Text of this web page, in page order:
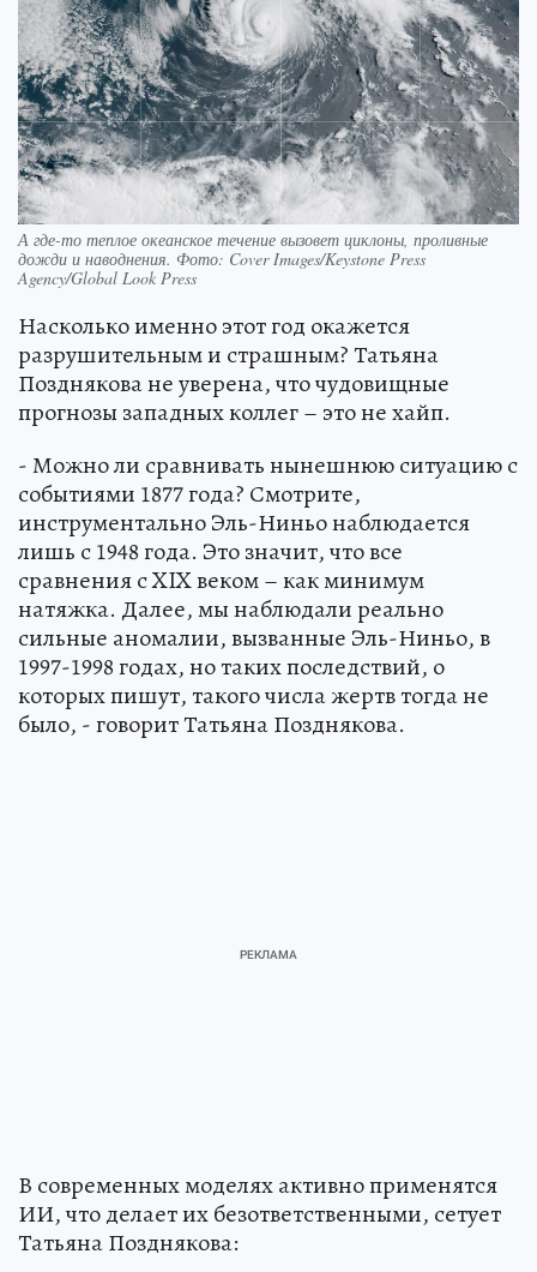
А где-то теплое океанское течение вызовет циклоны, проливные
дожди и наводнения. Фото: Cover Images/Keystone Press
Agency/Global Look Press
Насколько именно этот год окажется
разрушительным и страшным? Татьяна
Позднякова не уверена, что чудовищные
прогнозы западных коллег – это не хайп.
- Можно ли сравнивать нынешнюю ситуацию с
событиями 1877 года? Смотрите,
инструментально Эль-Ниньо наблюдается
лишь с 1948 года. Это значит, что все
сравнения с XIX веком – как минимум
натяжка. Далее, мы наблюдали реально
сильные аномалии, вызванные Эль-Ниньо, в
1997-1998 годах, но таких последствий, о
которых пишут, такого числа жертв тогда не
было, - говорит Татьяна Позднякова.
В современных моделях активно применятся
ИИ, что делает их безответственными, сетует
Татьяна Позднякова: